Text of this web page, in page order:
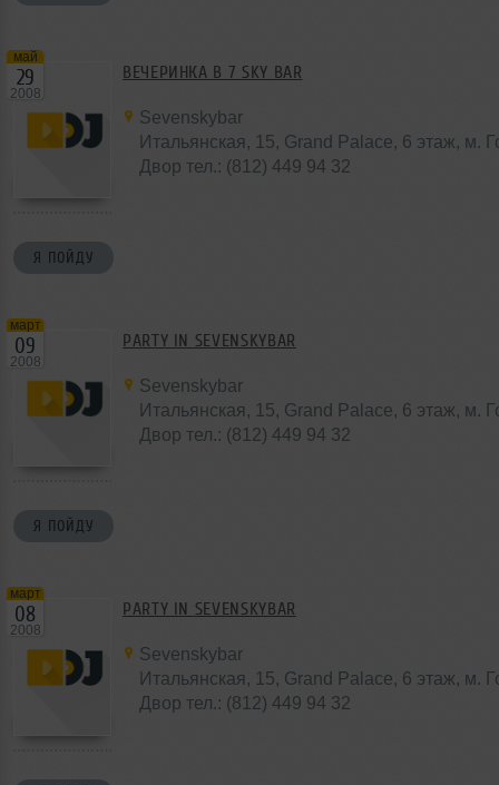
май
29
2008
Я ПОЙДУ
ВЕЧЕРИНКА В 7 SKY BAR
Sevenskybar
Итальянская, 15, Grand Palace, 6 этаж, м.
Двор тел.: (812) 449 94 32
март
09
2008
Я ПОЙДУ
PARTY IN SEVENSKYBAR
Sevenskybar
Итальянская, 15, Grand Palace, 6 этаж, м.
Двор тел.: (812) 449 94 32
март
08
2008
PARTY IN SEVENSKYBAR
Sevenskybar
Итальянская, 15, Grand Palace, 6 этаж, м.
Двор тел.: (812) 449 94 32